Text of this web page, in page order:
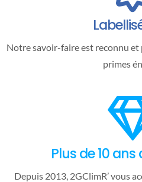
Notre savoir-faire est reconnu et
primes
Plus de 10 ans
Depuis 2013, 2GClimR’ vous